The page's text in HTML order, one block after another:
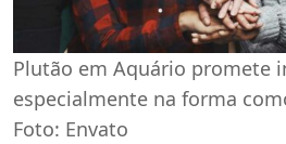
Plutão em Aquário promete
especialmente na forma
Foto: Envato